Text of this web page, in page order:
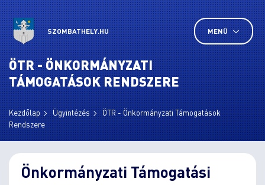
SZOMBATHELY.HU MENÜ
ÖTR - ÖNKORMÁNYZATI
TÁMOGATÁSOK RENDSZERE
Kezdőlap Ügyintézés
ÖTR - Önkormányzati Támogatások
Rendszere
Önkormányzati Támogatási